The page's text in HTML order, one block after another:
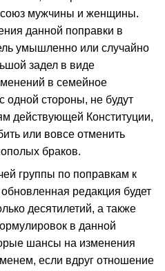
союз мужчины и женщины.
данной поправки в
умышленно или случайно
задел в виде
в семейное
одной стороны, не будут
действующей Конституции,
или вовсе отменить
браков.
группы по поправкам к
редакция будет
десятилетий, а также
в данной
шансы на изменения
если вдруг отношение